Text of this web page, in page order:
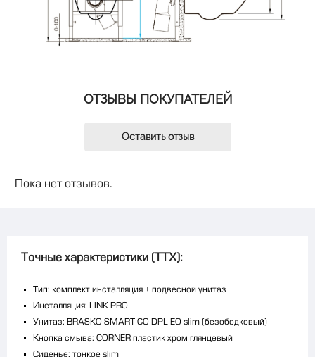
ОТЗЫВЫ ПОКУПАТЕЛЕЙ
Оставить отзыв
Пока нет отзывов.
Точные характеристики (ТТХ):
Тип: комплект инсталляция + подвесной унитаз
Инсталляция: LINK PRO
Унитаз: BRASKO SMART CO DPL EO slim (безободковый)
Кнопка смыва: CORNER пластик хром глянцевый
Сиденье: тонкое slim